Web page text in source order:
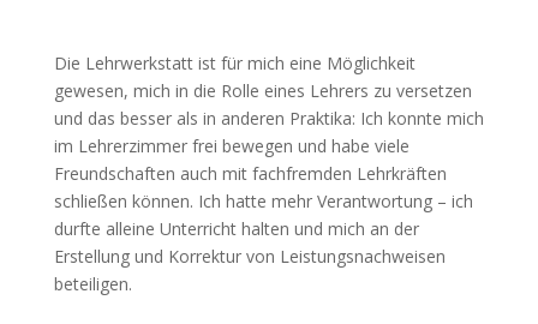
Die Lehrwerkstatt ist für mich eine Möglichkeit
gewesen, mich in die Rolle eines Lehrers zu versetzen
und das besser als in anderen Praktika: Ich konnte mich
im Lehrerzimmer frei bewegen und habe viele
Freundschaften auch mit fachfremden Lehrkräften
schließen können. Ich hatte mehr Verantwortung – ich
durfte alleine Unterricht halten und mich an der
Erstellung und Korrektur von Leistungsnachweisen
beteiligen.